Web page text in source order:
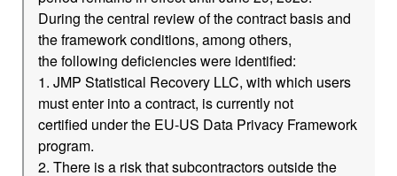
During the central review of the contract basis and
the framework conditions, among others,
the following deficiencies were identified:
1. JMP Statistical Recovery LLC, with which users
must enter into a contract, is currently not
certified under the EU-US Data Privacy Framework
program.
2. There is a risk that subcontractors outside the